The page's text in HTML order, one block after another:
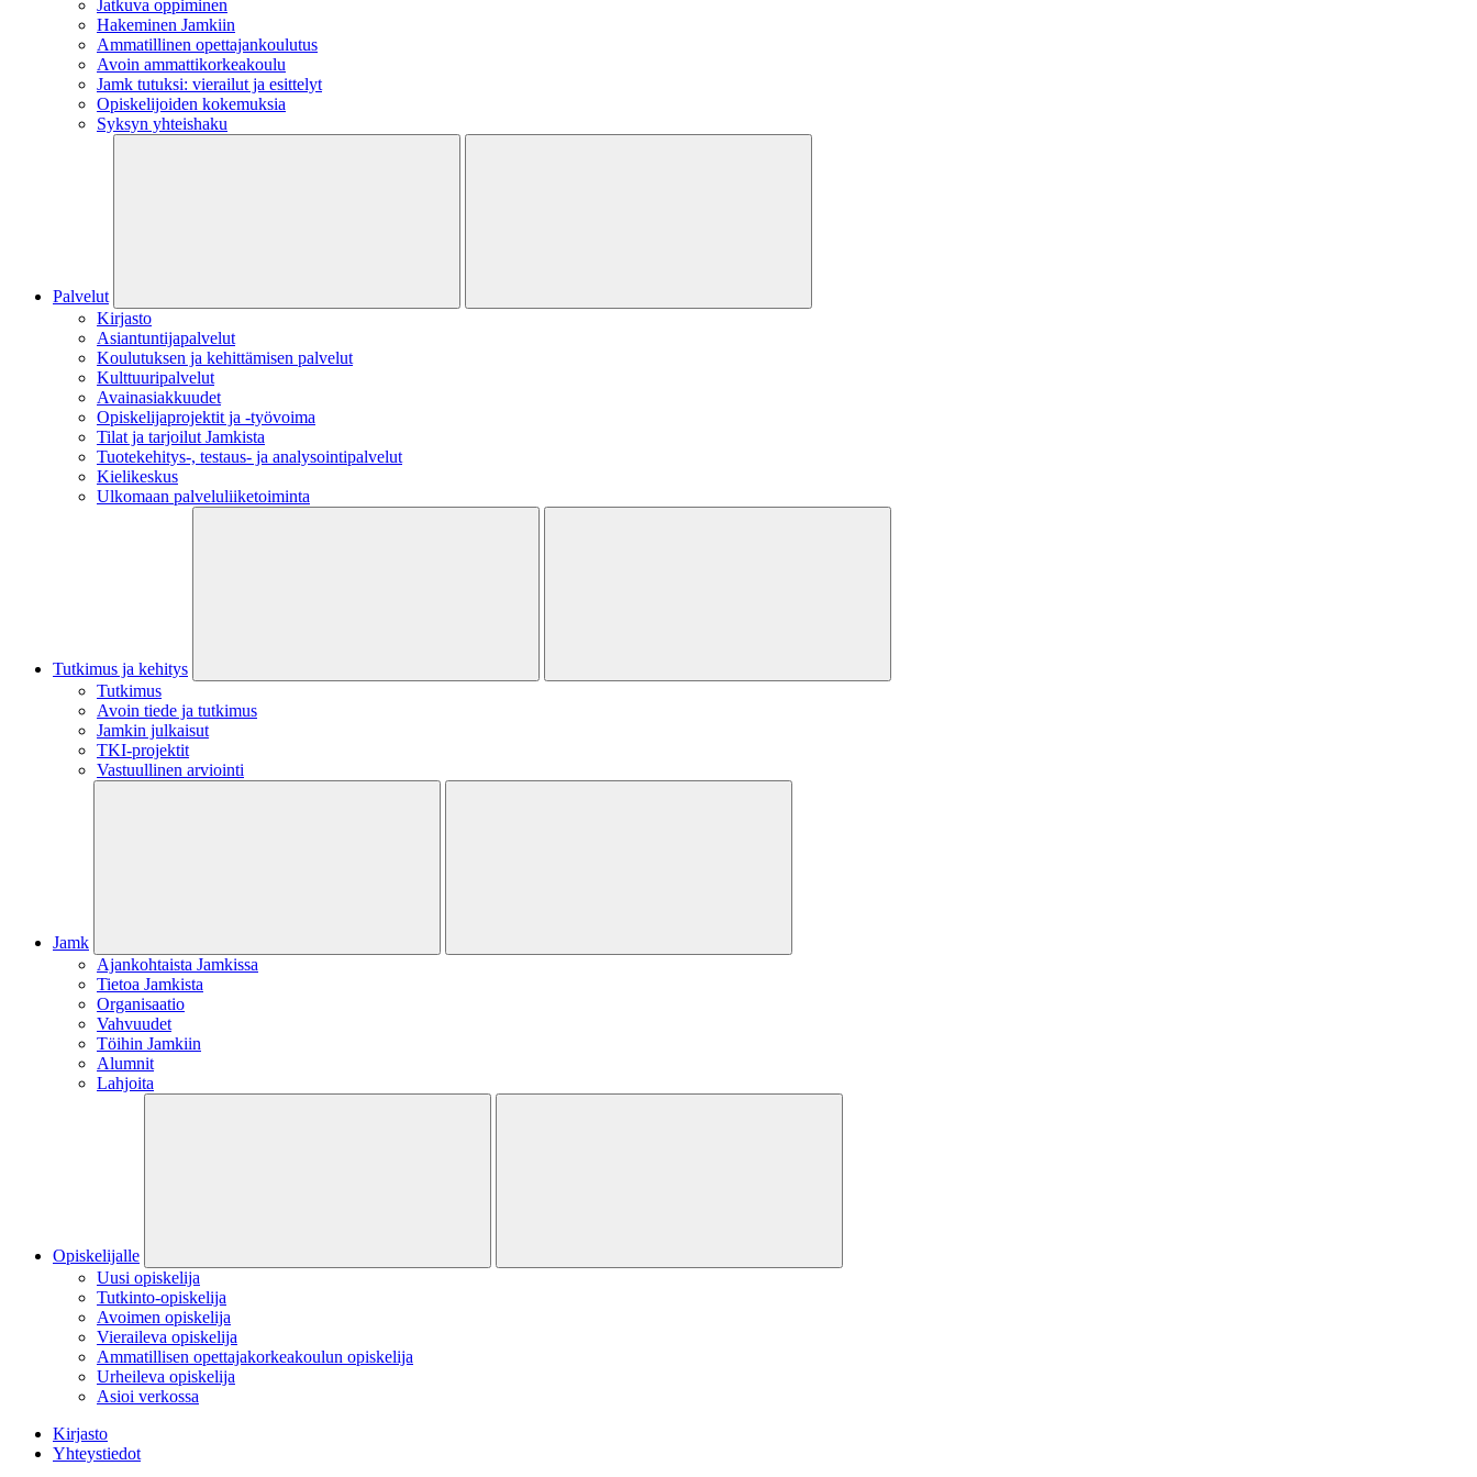
Jatkuva oppiminen
Hakeminen Jamkiin
Ammatillinen opettajankoulutus
Avoin ammattikorkeakoulu
Jamk tutuksi: vierailut ja esittelyt
Opiskelijoiden kokemuksia
Syksyn yhteishaku
Palvelut
Kirjasto
Asiantuntijapalvelut
Koulutuksen ja kehittämisen palvelut
Kulttuuripalvelut
Avainasiakkuudet
Opiskelijaprojektit​ ja -työvoima
Tilat ja tarjoilut Jamkista
Tuotekehitys-, testaus- ja analysointipalvelut
Kielikeskus
Ulkomaan palveluliiketoiminta
Tutkimus ja kehitys
Tutkimus
Avoin tiede ja tutkimus
Jamkin julkaisut
TKI-projektit
Vastuullinen arviointi
Jamk
Ajankohtaista Jamkissa
Tietoa Jamkista
Organisaatio
Vahvuudet
Töihin Jamkiin
Alumnit
Lahjoita
Opiskelijalle
Uusi opiskelija
Tutkinto-opiskelija
Avoimen opiskelija
Vieraileva opiskelija
Ammatillisen opettajakorkeakoulun opiskelija
Urheileva opiskelija
Asioi verkossa
Kirjasto
Yhteystiedot